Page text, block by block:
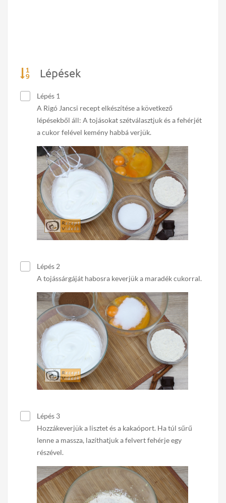
Lépések
Lépés 1
A Rigó Jancsi recept elkészítése a következő
lépésekből áll: A tojásokat szétválasztjuk és a fehérjét
a cukor felével kemény habbá verjük.
Lépés 2
A tojássárgáját habosra keverjük a maradék cukorral.
Lépés 3
Hozzákeverjük a lisztet és a kakaóport. Ha túl sűrű
lenne a massza, lazíthatjuk a felvert fehérje egy
részével.